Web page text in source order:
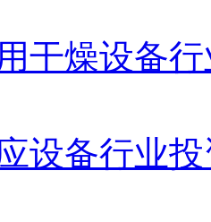
干燥设备
设备行业